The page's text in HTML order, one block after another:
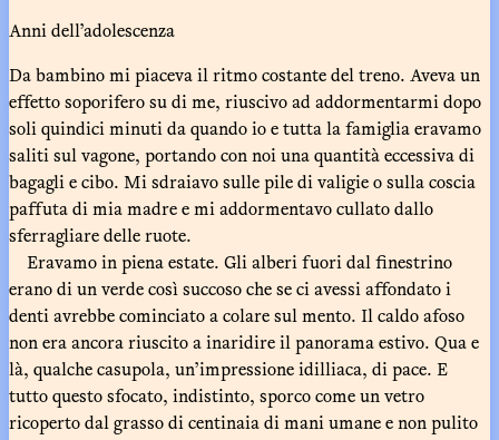
Anni dell’adolescenza
Da bambino mi piaceva il ritmo costante del treno. Aveva un
effetto soporifero su di me, riuscivo ad addormentarmi dopo
soli quindici minuti da quando io e tutta la famiglia eravamo
saliti sul vagone, portando con noi una quantità eccessiva di
bagagli e cibo. Mi sdraiavo sulle pile di valigie o sulla coscia
paffuta di mia madre e mi addormentavo cullato dallo
sferragliare delle ruote.
Eravamo in piena estate. Gli alberi fuori dal finestrino
erano di un verde così succoso che se ci avessi affondato i
denti avrebbe cominciato a colare sul mento. Il caldo afoso
non era ancora riuscito a inaridire il panorama estivo. Qua e
là, qualche casupola, un’impressione idilliaca, di pace. E
tutto questo sfocato, indistinto, sporco come un vetro
ricoperto dal grasso di centinaia di mani umane e non pulito